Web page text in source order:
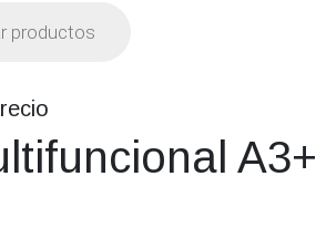
A3+